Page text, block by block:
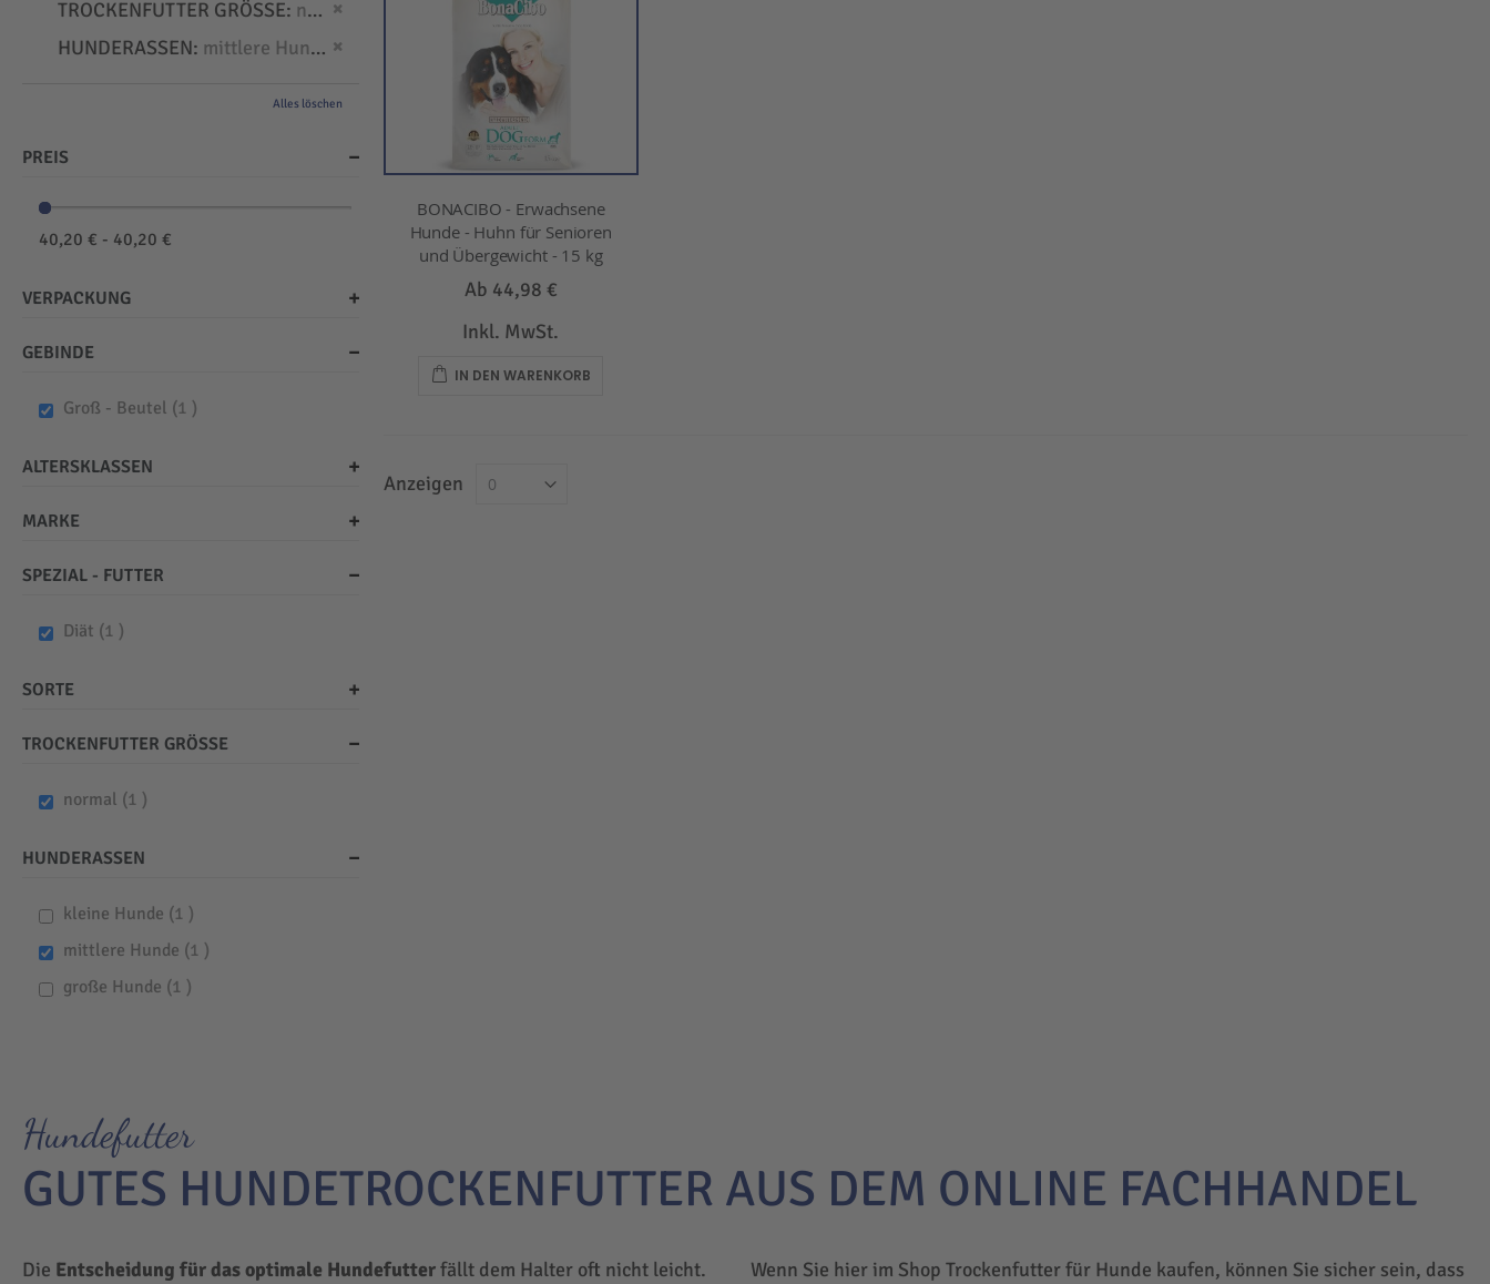
BONACIBO - Erwachsene
Hunde - Huhn für Senioren
und Übergewicht - 15 kg
Ab 44,98 €
Inkl. MwSt.
IN DEN WARENKORB
Anzeigen
TROCKENFUTTER GRÖSSE
normal
HUNDERASSEN mittlere Hunde
Alles löschen
PREIS
40,20 € - 40,20 €
VERPACKUNG
GEBINDE
Groß - Beutel 1 item
ALTERSKLASSEN
MARKE
SPEZIAL - FUTTER
Diät 1 item
SORTE
TROCKENFUTTER GRÖSSE
normal 1 item
HUNDERASSEN
kleine Hunde 1 item
mittlere Hunde 1 item
große Hunde 1 item
Hundefutter
GUTES HUNDETROCKENFUTTER AUS DEM ONLINE FACHHANDEL
Die Entscheidung für das optimale Hundefutterfällt dem Halter oft nicht leicht.
Wenn Sie hier im Shop Trockenfutter für Hunde kaufen, können Sie sicher sein, dass